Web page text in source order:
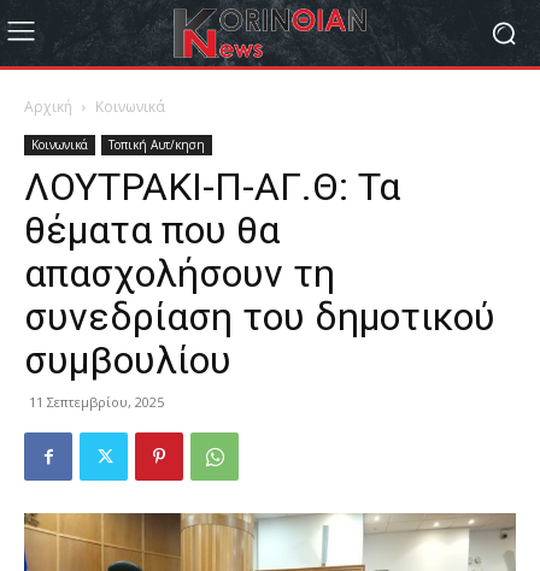
Αρχική Κοινωνικά
Κοινωνικά Τοπική Αυτ/κηση
ΛΟΥΤΡΑΚΙ-Π-ΑΓ.Θ: Τα
θέματα που θα
απασχολήσουν τη
συνεδρίαση του δημοτικού
συμβουλίου
11 Σεπτεμβρίου, 2025